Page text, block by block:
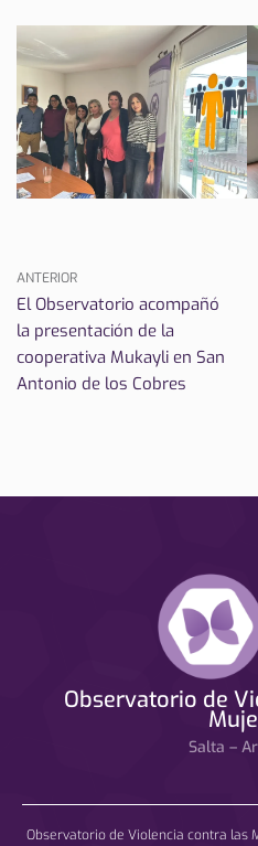
ANTERIOR
El Observatorio acompañó
la presentación de la
cooperativa Mukayli en San
Antonio de los Cobres
Observatorio de
Salta –
Observatorio de Violencia contra